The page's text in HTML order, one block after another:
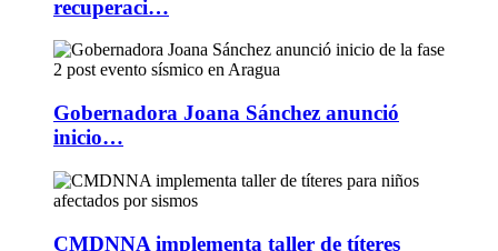
recuperaci…
Gobernadora Joana Sánchez anunció
inicio…
CMDNNA implementa taller de títeres